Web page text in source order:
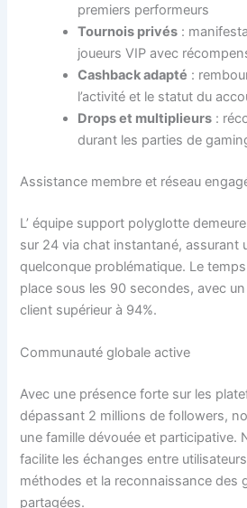
premiers performeurs
Tournois privés :
joueurs VIP avec
Cashback adapté :
l’activité et le statut du
Drops et multiplieurs :
durant les parties de
Assistance membre et réseau
L’ équipe support polyglotte
sur 24 via chat instantané, assurant
quelconque problématique. Le
place sous les 90 secondes, avec
client supérieur à 94%.
Communauté globale active
Avec une présence forte sur les
dépassant 2 millions de followers,
une famille dévouée et participative.
facilite les échanges entre
méthodes et la reconnaissance des
partagées.